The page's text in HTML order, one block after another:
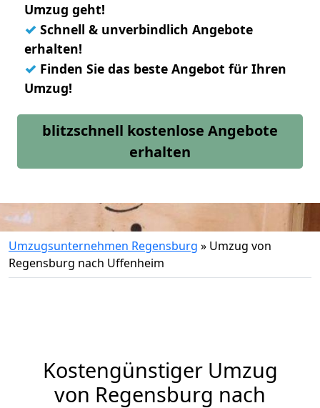
Umzug geht!
✓ Schnell & unverbindlich Angebote
erhalten!
✓ Finden Sie das beste Angebot für Ihren
Umzug!
blitzschnell kostenlose Angebote
erhalten
Umzugsunternehmen Regensburg » Umzug von
Regensburg nach Uffenheim
Kostengünstiger Umzug
von Regensburg nach